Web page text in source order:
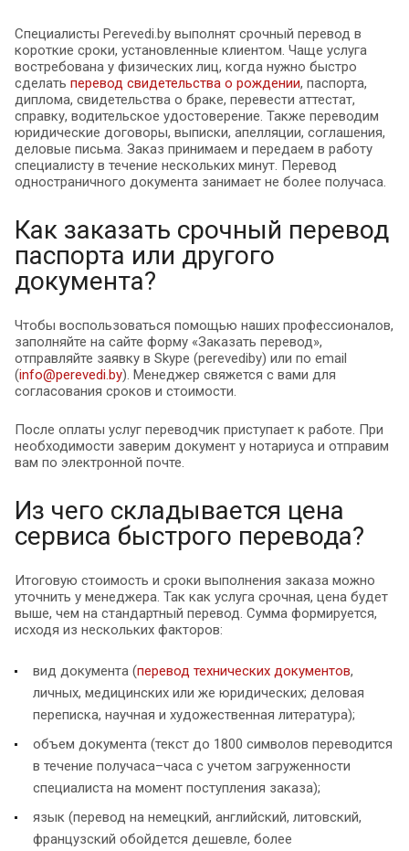
Специалисты Perevedi.by выполнят срочный перевод в
короткие сроки, установленные клиентом. Чаще услуга
востребована у физических лиц, когда нужно быстро
сделать перевод свидетельства о рождении, паспорта,
диплома, свидетельства о браке, перевести аттестат,
справку, водительское удостоверение. Также переводим
юридические договоры, выписки, апелляции, соглашения,
деловые письма. Заказ принимаем и передаем в работу
специалисту в течение нескольких минут. Перевод
одностраничного документа занимает не более получаса.
Как заказать срочный перевод
паспорта или другого
документа?
Чтобы воспользоваться помощью наших профессионалов,
заполняйте на сайте форму «Заказать перевод»,
отправляйте заявку в Skype (perevediby) или по email
(info@perevedi.by). Менеджер свяжется с вами для
согласования сроков и стоимости.
После оплаты услуг переводчик приступает к работе. При
необходимости заверим документ у нотариуса и отправим
вам по электронной почте.
Из чего складывается цена
сервиса быстрого перевода?
Итоговую стоимость и сроки выполнения заказа можно
уточнить у менеджера. Так как услуга срочная, цена будет
выше, чем на стандартный перевод. Сумма формируется,
исходя из нескольких факторов:
вид документа (перевод технических документов,
личных, медицинских или же юридических; деловая
переписка, научная и художественная литература);
объем документа (текст до 1800 символов переводится
в течение получаса–часа с учетом загруженности
специалиста на момент поступления заказа);
язык (перевод на немецкий, английский, литовский,
французский обойдется дешевле, более